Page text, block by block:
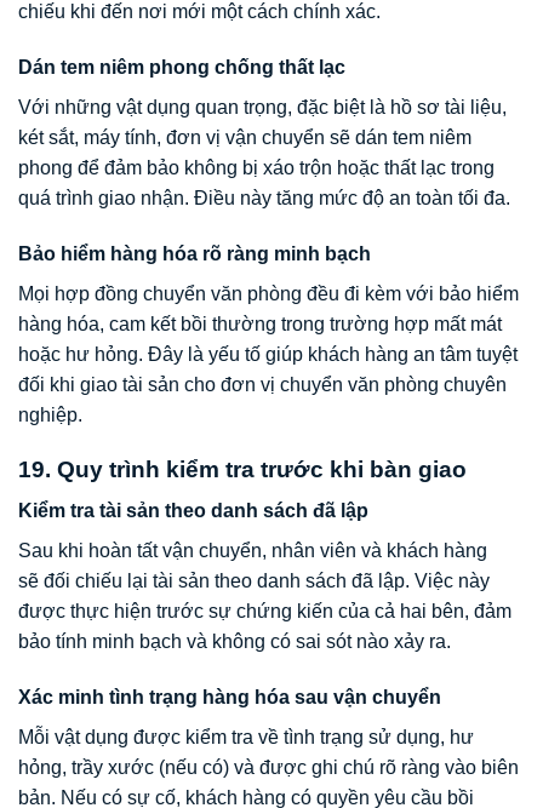
chiếu khi đến nơi mới một cách chính xác.
Dán tem niêm phong chống thất lạc
Với những vật dụng quan trọng, đặc biệt là hồ sơ tài liệu,
két sắt, máy tính, đơn vị vận chuyển sẽ dán tem niêm
phong để đảm bảo không bị xáo trộn hoặc thất lạc trong
quá trình giao nhận. Điều này tăng mức độ an toàn tối đa.
Bảo hiểm hàng hóa rõ ràng minh bạch
Mọi hợp đồng chuyển văn phòng đều đi kèm với bảo hiểm
hàng hóa, cam kết bồi thường trong trường hợp mất mát
hoặc hư hỏng. Đây là yếu tố giúp khách hàng an tâm tuyệt
đối khi giao tài sản cho đơn vị chuyển văn phòng chuyên
nghiệp.
19. Quy trình kiểm tra trước khi bàn giao
Kiểm tra tài sản theo danh sách đã lập
Sau khi hoàn tất vận chuyển, nhân viên và khách hàng
sẽ đối chiếu lại tài sản theo danh sách đã lập. Việc này
được thực hiện trước sự chứng kiến của cả hai bên, đảm
bảo tính minh bạch và không có sai sót nào xảy ra.
Xác minh tình trạng hàng hóa sau vận chuyển
Mỗi vật dụng được kiểm tra về tình trạng sử dụng, hư
hỏng, trầy xước (nếu có) và được ghi chú rõ ràng vào biên
bản. Nếu có sự cố, khách hàng có quyền yêu cầu bồi